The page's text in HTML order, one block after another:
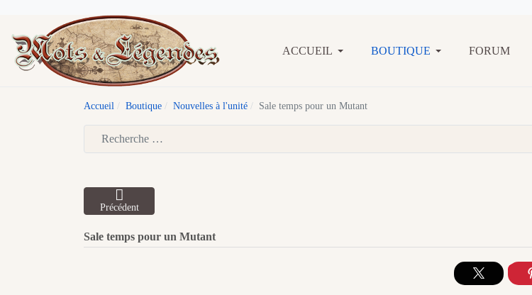
ACCUEIL BOUTIQUE FORUM
Accueil Boutique Nouvelles à l'unité Sale temps pour un Mutant
Précédent
Sale temps pour un Mutant